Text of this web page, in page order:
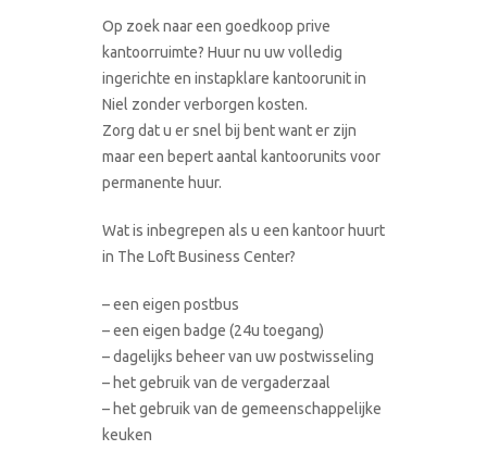
Op zoek naar een goedkoop prive
kantoorruimte? Huur nu uw volledig
ingerichte en instapklare kantoorunit in
Niel zonder verborgen kosten.
Zorg dat u er snel bij bent want er zijn
maar een bepert aantal kantoorunits voor
permanente huur.
Wat is inbegrepen als u een kantoor huurt
in The Loft Business Center?
– een eigen postbus
– een eigen badge (24u toegang)
– dagelijks beheer van uw postwisseling
– het gebruik van de vergaderzaal
– het gebruik van de gemeenschappelijke
keuken